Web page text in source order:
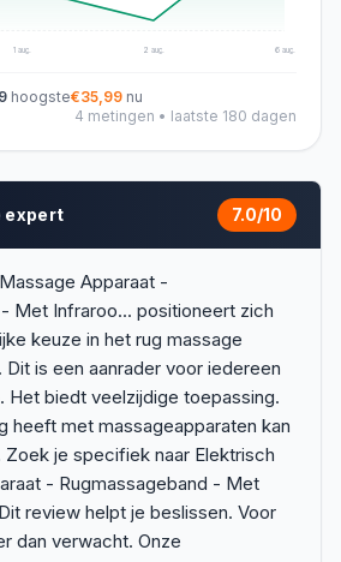
1 aug. 2 aug. 6 aug.
hoogste€35,99 nu
4 metingen • laatste 180 dagen
expert 7.0/10
Apparaat -
Met Infraroo... positioneert zich
keuze in het rug massage
is een aanrader voor iedereen
Het biedt veelzijdige toepassing.
heeft met massageapparaten kan
je specifiek naar Elektrisch
- Rugmassageband - Met
review helpt je beslissen. Voor
dan verwacht. Onze